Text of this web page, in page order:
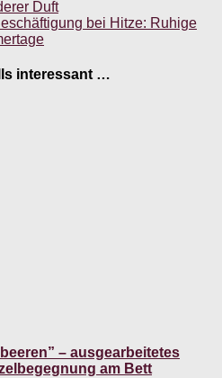
Duft
bei Hitze: Ruhige
interessant …
– ausgearbeitetes
am Bett